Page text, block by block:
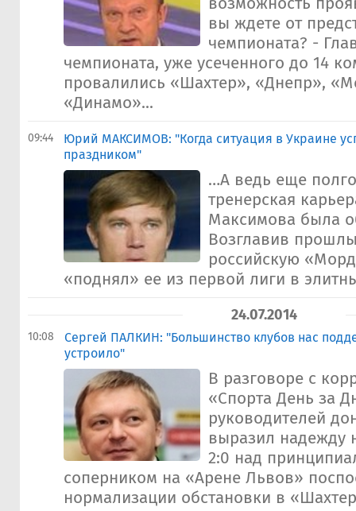
вы ждете от
чемпионата? -
чемпионата, уже усеченного до 14
провалились «Шахтер», «Днепр»,
«Динамо»...
09:44
Юрий МАКСИМОВ: "Когда ситуация в Украине
праздником"
…А ведь еще
тренерская
Максимова была
Возглавив
российскую
«поднял» ее из первой лиги в
24.07.2014
10:08
Сергей ПАЛКИН: "Большинство клубов нас
устроило"
В разговоре с
«Спорта День за
руководителей
выразил надежду
2:0 над
соперником на «Арене Львов»
нормализации обстановки в